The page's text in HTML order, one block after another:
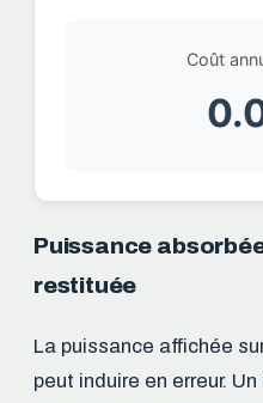
Coût
Puissance
restituée
La puissance affichée
peut induire en erreur.